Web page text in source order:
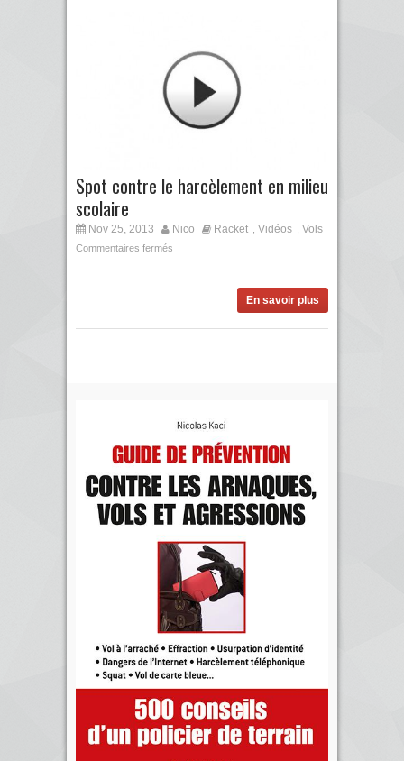
Spot contre le harcèlement en milieu
scolaire
Nov 25, 2013 Nico Racket , Vidéos , Vols
Commentaires fermés
En savoir plus